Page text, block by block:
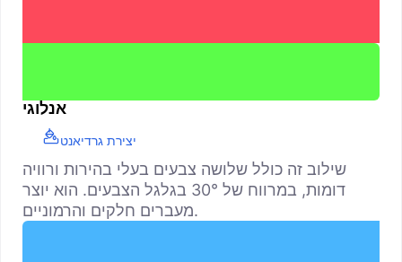
אנלוגי
יצירת גרדיאנט
שילוב זה כולל שלושה צבעים בעלי בהירות ורוויה
דומות, במרווח של 30° בגלגל הצבעים. הוא יוצר
מעברים חלקים והרמוניים.